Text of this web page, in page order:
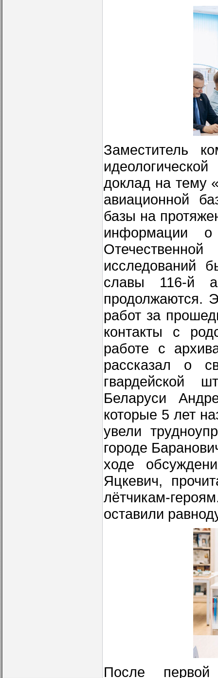
Заместитель
доклад на тему
авиационной
базы на
информации
исследований
славы 116-й
продолжаются.
работ за
контакты с
работе с
рассказал о
гвардейской
Беларуси
которые 5 лет
увели
городе
ходе
Яцкевич,
лётчикам-
оставили
После первой